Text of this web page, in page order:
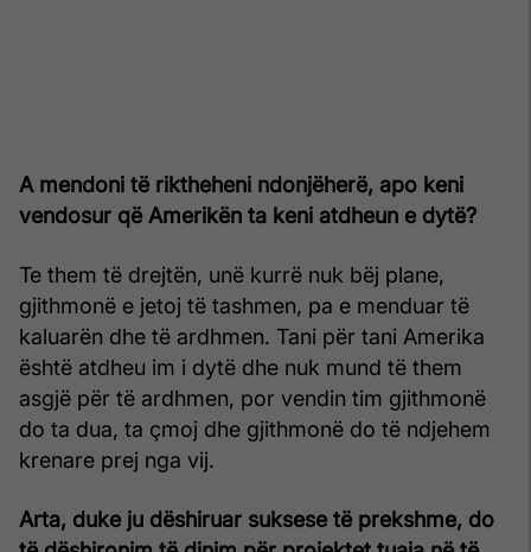
A mendoni të riktheheni ndonjëherë, apo keni
vendosur që Amerikën ta keni atdheun e dytë?
Te them të drejtën, unë kurrë nuk bëj plane,
gjithmonë e jetoj të tashmen, pa e menduar të
kaluarën dhe të ardhmen. Tani për tani Amerika
është atdheu im i dytë dhe nuk mund të them
asgjë për të ardhmen, por vendin tim gjithmonë
do ta dua, ta çmoj dhe gjithmonë do të ndjehem
krenare prej nga vij.
Arta, duke ju dëshiruar suksese të prekshme, do